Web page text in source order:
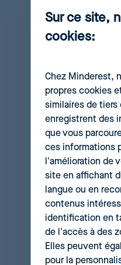
fois que les
que le service
indicateurs qui
Classifiez votre
Faites attention à
établissant une
définir des règles
des résultats
conclusions et à
importantes et
recoupent, pour
spécifiques pour
N’oubliez pas vos
toujoursen assurant
cohérence avec
veut dire qu’au
il vous faut tenir
Sur ce site,
cookies:
Chez Minderest,
propres cookies
similaires de
enregistrent des
que vous
ces informations
l'amélioration de
site en affichant
langue ou en
contenus
identification en
de l'accès à des
Elles peuvent
pour la